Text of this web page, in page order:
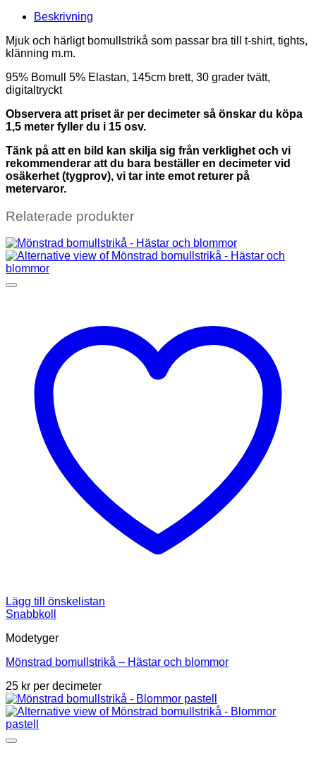
Beskrivning
Mjuk och härligt bomullstrikå som passar bra till t-shirt, tights,
klänning m.m.
95% Bomull 5% Elastan, 145cm brett, 30 grader tvätt,
digitaltryckt
Observera att priset är per decimeter så önskar du köpa
1,5 meter fyller du i 15 osv.
Tänk på att en bild kan skilja sig från verklighet och vi
rekommenderar att du bara beställer en decimeter vid
osäkerhet (tygprov), vi tar inte emot returer på
metervaror.
Relaterade produkter
Lägg till önskelistan
Snabbkoll
Modetyger
Mönstrad bomullstrikå – Hästar och blommor
25 kr per decimeter